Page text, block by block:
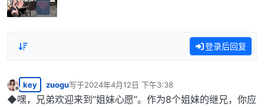
登录后回复
离线
key zuogu写于2024年4月12日 下午3:38
最后由 编辑
◆嘿，兄弟欢迎来到“姐妹心愿”。作为8个姐妹的继兄，你应